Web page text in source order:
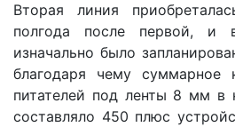
Вторая линия
полгода после первой, и
изначально было
благодаря чему суммарное
питателей под ленты 8 мм в
составляло 450 плюс